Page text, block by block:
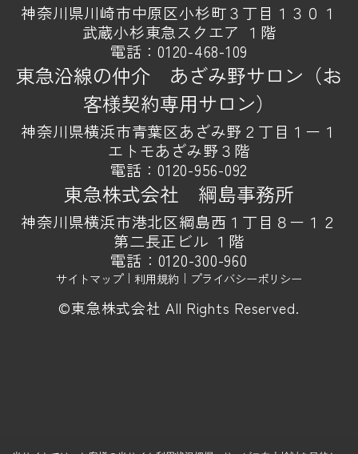
神奈川県川崎市中原区小杉町３丁目１３０１
武蔵小杉東急スクエア １階
電話：0120-468-109
東急沿線の仲介 あざみ野サロン（お
客様契約専用サロン）
神奈川県横浜市青葉区あざみ野２丁目１ー１
エトモあざみ野３階
電話：0120-956-092
東急株式会社 綱島事務所
神奈川県横浜市港北区綱島西１丁目８ー１２
第二長正ビル １階
電話： 0120-300-960
サイトマップ｜ 利用規約 ｜ プライバシーポリシー
©東急株式会社 All Rights Reserved.